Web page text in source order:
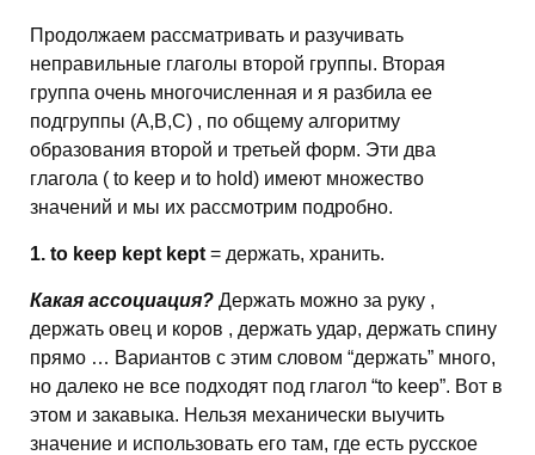
Продолжаем рассматривать и разучивать
неправильные глаголы второй группы. Вторая
группа очень многочисленная и я разбила ее
подгруппы (А,В,С) , по общему алгоритму
образования второй и третьей форм. Эти два
глагола ( to keep и to hold) имеют множество
значений и мы их рассмотрим подробно.
1. to keep kept kept = держать, хранить.
Какая ассоциация? Держать можно за руку ,
держать овец и коров , держать удар, держать спину
прямо … Вариантов с этим словом “держать” много,
но далеко не все подходят под глагол “to keep”. Вот в
этом и закавыка. Нельзя механически выучить
значение и использовать его там, где есть русское